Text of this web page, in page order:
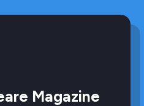
Magazine